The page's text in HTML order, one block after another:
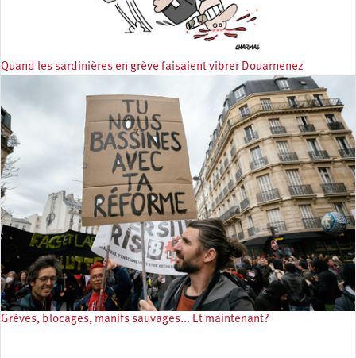
Quand les sardinières en grève faisaient vibrer Douarnenez
Grèves, blocages, manifs sauvages... Et maintenant?